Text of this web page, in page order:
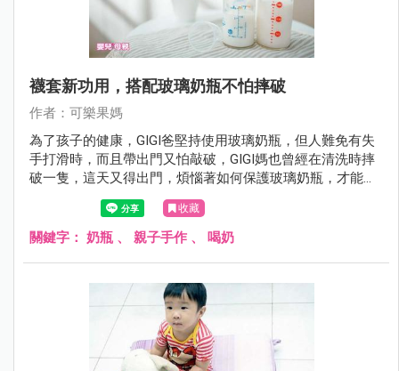
襪套新功用，搭配玻璃奶瓶不怕摔破
作者：可樂果媽
為了孩子的健康，GIGI爸堅持使用玻璃奶瓶，但人難免有失
手打滑時，而且帶出門又怕敲破，GIGI媽也曾經在清洗時摔
破一隻，這天又得出門，煩惱著如何保護玻璃奶瓶，才能安
全的保護，終於！想到了這個妙招。
收藏
關鍵字： 奶瓶 、 親子手作 、 喝奶